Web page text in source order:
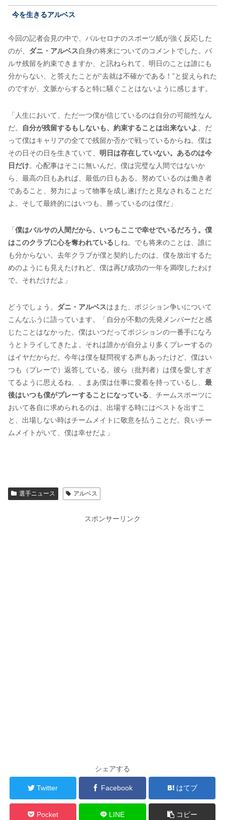
今を生きるアルベス
今回の記者会見の中で、バルセロナのスポーツ紙が強く反応した
のが、 ダニ・アルベス自身の将来についてのコメントでした。バ
ルサ残留を約束できますか、と訊ねられて、明日のことは誰にも
分からない、と答えたことが“去就は不確かである！”と捉えられた
のですが、文脈からすると特に騒ぐことはないように感じます。
「人生において、ただ一つ僕が信じているのは自分の可能性なん
だ。
自分が残留するもしないも、約束することは出来ないよ 。だ
って僕はキャリアの全てで残留か否かで戦っているからね。僕は
その日その日を生きていて、 明日は存在していない。あるのは今
日だけ。心配事はそこに無いんだ。僕は完璧な人間ではないか
ら、最高の日もあれば、最低の日もある。努めているのは働き者
であること、努力によって物事を成し遂げたと見なされることだ
よ。そして最終的にはいつも、勝っているのは僕だ」
「僕はバルサの人間だから、いつもここで幸せでいるだろう。僕
はこのクラブに心を奪われている しね。でも将来のことは、誰に
も分からない。去年クラブが僕と契約したのは、僕を放出するた
めのようにも見えたけれど、僕は再び成功の一年を満喫したわけ
で。それだけだよ」
どうでしょう。 ダニ・アルベスはまた、ポジション争いについて
こんなふうに語っています。「自分が不動の先発メンバーだと感
じたことはなかった。僕はいつだってポジションの一番手になろ
うとトライしてきたよ。それは誰かが自分より多くプレーするの
はイヤだからだ。今年は僕を疑問視する声もあったけど、僕はい
つも（プレーで）返答している。彼ら（批判者）は僕を愛しすぎ
てるように思えるね、、まあ僕は仕事に愛着を持っているし、 最
後はいつも僕がプレーすることになっている。チームスポーツに
おいて各自に求められるのは、出場する時にはベストを出すこ
と、出場しない時はチームメイトに敬意を払うことだ。良いチー
ムメイトがいて、僕は幸せだよ」
選手ニュース アルベス
スポンサーリンク
シェアする
Twitter Facebook はてブ
Pocket LINE コピー